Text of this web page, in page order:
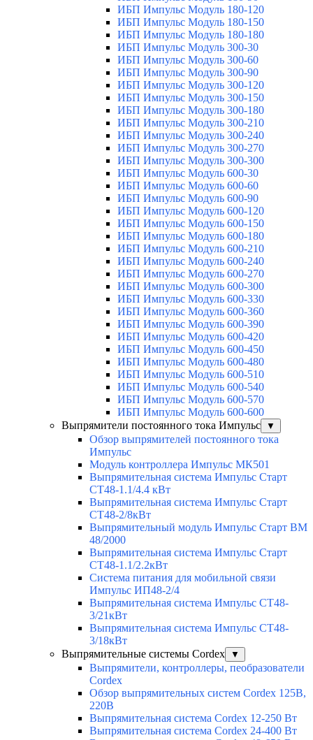
ИБП Импульс Модуль 180-120
ИБП Импульс Модуль 180-150
ИБП Импульс Модуль 180-180
ИБП Импульс Модуль 300-30
ИБП Импульс Модуль 300-60
ИБП Импульс Модуль 300-90
ИБП Импульс Модуль 300-120
ИБП Импульс Модуль 300-150
ИБП Импульс Модуль 300-180
ИБП Импульс Модуль 300-210
ИБП Импульс Модуль 300-240
ИБП Импульс Модуль 300-270
ИБП Импульс Модуль 300-300
ИБП Импульс Модуль 600-30
ИБП Импульс Модуль 600-60
ИБП Импульс Модуль 600-90
ИБП Импульс Модуль 600-120
ИБП Импульс Модуль 600-150
ИБП Импульс Модуль 600-180
ИБП Импульс Модуль 600-210
ИБП Импульс Модуль 600-240
ИБП Импульс Модуль 600-270
ИБП Импульс Модуль 600-300
ИБП Импульс Модуль 600-330
ИБП Импульс Модуль 600-360
ИБП Импульс Модуль 600-390
ИБП Импульс Модуль 600-420
ИБП Импульс Модуль 600-450
ИБП Импульс Модуль 600-480
ИБП Импульс Модуль 600-510
ИБП Импульс Модуль 600-540
ИБП Импульс Модуль 600-570
ИБП Импульс Модуль 600-600
Выпрямители постоянного тока Импульс
▼
Обзор выпрямителей постоянного тока
Импульс
Модуль контроллера Импульс МК501
Выпрямительная система Импульс Старт
СТ48-1.1/4.4 кВт
Выпрямительная система Импульс Старт
СТ48-2/8кВт
Выпрямительный модуль Импульс Старт ВМ
48/2000
Выпрямительная система Импульс Старт
СТ48-1.1/2.2кВт
Система питания для мобильной связи
Импульс ИП48-2/4
Выпрямительная система Импульс СТ48-
3/21кВт
Выпрямительная система Импульс СТ48-
3/18кВт
Выпрямительные системы Cordex
▼
Выпрямители, контроллеры, пеобразователи
Cordex
Обзор выпрямительных систем Cordex 125В,
220В
Выпрямительная система Cordex 12-250 Вт
Выпрямительная система Cordex 24-400 Вт